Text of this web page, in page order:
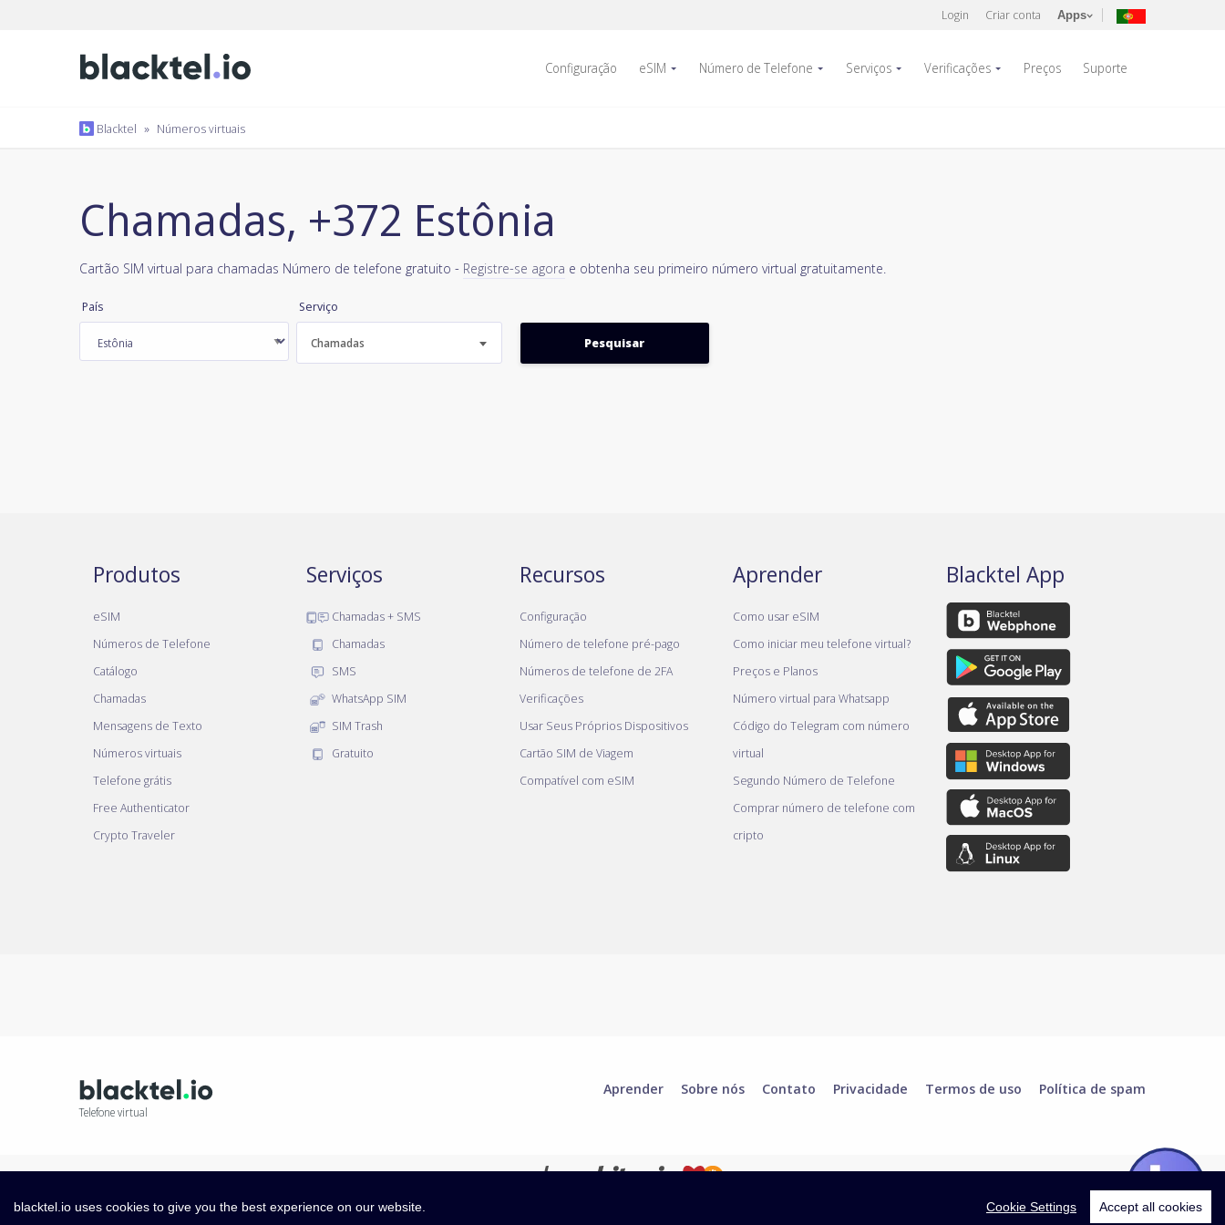
Login Criar conta Apps
Configuração eSIM Número de Telefone Serviços Verificações Preços Suporte
Blacktel » Números virtuais
Chamadas, +372 Estônia
Cartão SIM virtual para chamadas Número de telefone gratuito - Registre-se agora e obtenha seu primeiro número virtual gratuitamente.
País Serviço
Chamadas
Produtos
eSIM
Números de Telefone
Catálogo
Chamadas
Mensagens de Texto
Números virtuais
Telefone grátis
Free Authenticator
Crypto Traveler
Serviços
Chamadas + SMS
Chamadas
SMS
WhatsApp SIM
SIM Trash
Gratuito
Recursos
Configuração
Número de telefone pré-pago
Números de telefone de 2FA
Verificações
Usar Seus Próprios Dispositivos
Cartão SIM de Viagem
Compatível com eSIM
Aprender
Como usar eSIM
Como iniciar meu telefone virtual?
Preços e Planos
Número virtual para Whatsapp
Código do Telegram com número
virtual
Segundo Número de Telefone
Comprar número de telefone com
cripto
Blacktel App
Telefone virtual
Aprender Sobre nós Contato Privacidade Termos de uso Política de spam
blacktel.io uses cookies to give you the best experience on our website. Cookie Settings Accept all cookies